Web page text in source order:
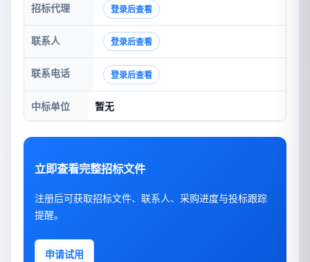
招标代理 登录后查看
联系人 登录后查看
联系电话 登录后查看
中标单位 暂无
立即查看完整招标文件
注册后可获取招标文件、联系人、采购进度与投标跟踪
提醒。
申请试用